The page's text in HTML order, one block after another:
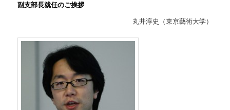
副支部長就任のご挨拶
丸井淳史（東京藝術大学）